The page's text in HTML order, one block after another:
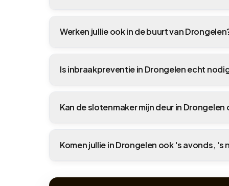
Werken jullie ook in de buurt van
Is inbraakpreventie in Drongelen echt
Kan de slotenmaker mijn deur in
Komen jullie in Drongelen ook 's avonds, 's